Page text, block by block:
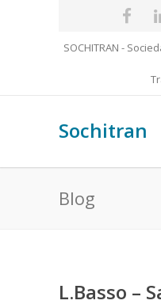
SOCHITRAN -
Sochitran
Blog
L.Basso –